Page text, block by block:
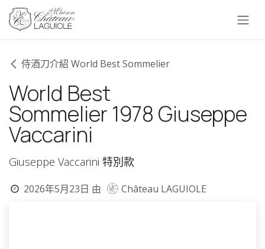
跳至內容
侍酒刀介紹 World Best Sommelier
World Best
Sommelier 1978 Giuseppe
Vaccarini
Giuseppe Vaccarini 特別款
2026年5月23日 由 Château LAGUIOLE